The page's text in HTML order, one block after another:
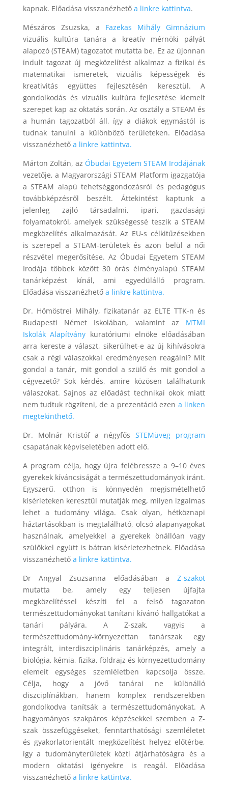
kapnak. Előadása visszanézhető a linkre kattintva.
Mészáros Zsuzska, a Fazekas Mihály Gimnázium
vizuális kultúra tanára a kreatív mérnöki pályát
alapozó (STEAM) tagozatot mutatta be. Ez az újonnan
indult tagozat új megközelítést alkalmaz a fizikai és
matematikai ismeretek, vizuális képességek és
kreativitás együttes fejlesztésén keresztül. A
gondolkodás és vizuális kultúra fejlesztése kiemelt
szerepet kap az oktatás során. Az osztály a STEAM és
a humán tagozatból áll, így a diákok egymástól is
tudnak tanulni a különböző területeken. Előadása
visszanézhető a linkre kattintva.
Márton Zoltán, az Óbudai Egyetem STEAM Irodájának
vezetője, a Magyarországi STEAM Platform igazgatója
a STEAM alapú tehetséggondozásról és pedagógus
továbbképzésről beszélt. Áttekintést kaptunk a
jelenleg zajló társadalmi, ipari, gazdasági
folyamatokról, amelyek szükségessé teszik a STEAM
megközelítés alkalmazását. Az EU-s célkitűzésekben
is szerepel a STEAM-területek és azon belül a női
részvétel megerősítése. Az Óbudai Egyetem STEAM
Irodája többek között 30 órás élményalapú STEAM
tanárképzést kínál, ami egyedülálló program.
Előadása visszanézhető a linkre kattintva.
Dr. Hömöstrei Mihály, fizikatanár az ELTE TTK-n és
Budapesti Német Iskolában, valamint az MTMI
Iskolák Alapítvány kuratóriumi elnöke előadásában
arra kereste a választ, sikerülhet-e az új kihívásokra
csak a régi válaszokkal eredményesen reagálni? Mit
gondol a tanár, mit gondol a szülő és mit gondol a
cégvezető? Sok kérdés, amire közösen találhatunk
válaszokat. Sajnos az előadást technikai okok miatt
nem tudtuk rögzíteni, de a prezentáció ezen a linken
megtekinthető.
Dr. Molnár Kristóf a négyfősSTEMüveg program
csapatának képviseletében adott elő.
A program célja, hogy újra felébressze a 9–10 éves
gyerekek kíváncsiságát a természettudományok iránt.
Egyszerű, otthon is könnyedén megismételhető
kísérleteken keresztül mutatják meg, milyen izgalmas
lehet a tudomány világa. Csak olyan, hétköznapi
háztartásokban is megtalálható, olcsó alapanyagokat
használnak, amelyekkel a gyerekek önállóan vagy
szülőkkel együtt is bátran kísérletezhetnek. Előadása
visszanézhető a linkre kattintva.
Dr Angyal Zsuzsanna előadásában aZ-szakot
mutatta be, amely egy teljesen újfajta
megközelítéssel készíti fel a felső tagozaton
természettudományokat tanítani kívánó hallgatókat a
tanári pályára. A Z-szak, vagyis a
természettudomány-környezettan tanárszak egy
integrált, interdiszciplináris tanárképzés, amely a
biológia, kémia, fizika, földrajz és környezettudomány
elemeit egységes szemléletben kapcsolja össze.
Célja, hogy a jövő tanárai ne különálló
diszciplínákban, hanem komplex rendszerekben
gondolkodva tanítsák a természettudományokat. A
hagyományos szakpáros képzésekkel szemben a Z-
szak összefüggéseket, fenntarthatósági szemléletet
és gyakorlatorientált megközelítést helyez előtérbe,
így a tudományterületek közti átjárhatóságra és a
modern oktatási igényekre is reagál. Előadása
visszanézhető a linkre kattintva.